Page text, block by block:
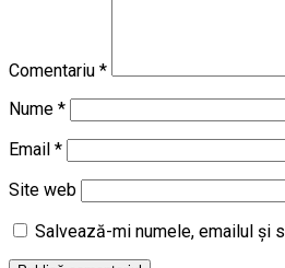
Comentariu *
Nume *
Email *
Site web
Salvează-mi numele, emailul și